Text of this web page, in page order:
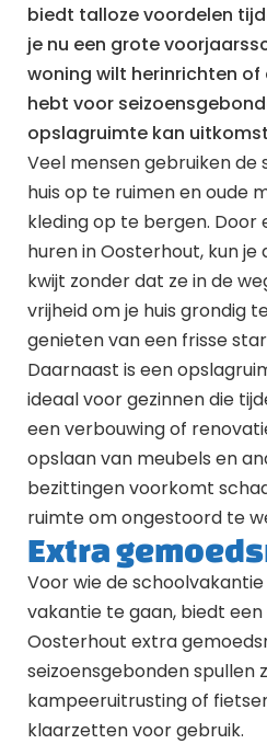
biedt talloze voordelen
je nu een grote
woning wilt herinrichten
hebt voor
opslagruimte kan
Veel mensen gebruiken
huis op te ruimen en oude
kleding op te bergen.
huren in Oosterhout, kun je
kwijt zonder dat ze in de
vrijheid om je huis grondig
genieten van een frisse
Daarnaast is een
ideaal voor gezinnen die
een verbouwing of
opslaan van meubels en
bezittingen voorkomt
ruimte om ongestoord te
Extra
Voor wie de
vakantie te gaan, biedt
Oosterhout extra
seizoensgebonden spullen
kampeeruitrusting of
klaarzetten voor gebruik.